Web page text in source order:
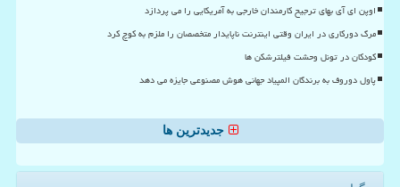
اوپن ای آی بهای ترجیح کارمندان خارجی به آمریکایی را می پردازد
مرگ دورکاری در ایران وقتی اینترنت ناپایدار متخصصان را ملزم به کوچ کرد
کودکان در تونل وحشت فیلترشکن ها
پاول دوروف به برندگان المپیاد جهانی هوش مصنوعی جایزه می دهد
جدیدترین ها